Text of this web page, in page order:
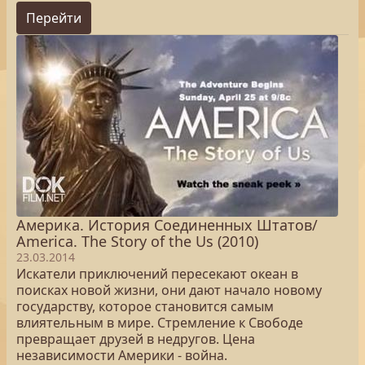
Перейти
Америка. История Соединенных Штатов/
America. The Story of the Us (2010)
23.03.2014
Искатели приключений пересекают океан в
поисках новой жизни, они дают начало новому
государству, которое становится самым
влиятельным в мире. Стремление к Свободе
превращает друзей в недругов. Цена
независимости Америки - война.